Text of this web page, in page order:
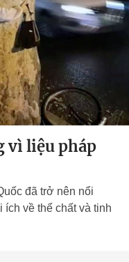
vì liệu pháp
đã trở nên nổi
về thể chất và tinh